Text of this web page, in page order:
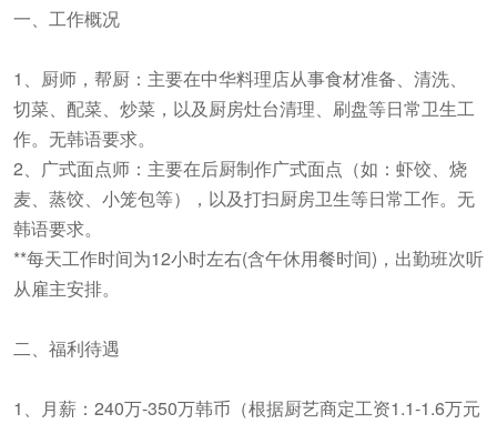
一、工作概况
1、厨师，帮厨：主要在中华料理店从事食材准备、清洗、
切菜、配菜、炒菜，以及厨房灶台清理、刷盘等日常卫生工
作。无韩语要求。
2、广式面点师：主要在后厨制作广式面点（如：虾饺、烧
麦、蒸饺、小笼包等），以及打扫厨房卫生等日常工作。无
韩语要求。
**每天工作时间为12小时左右(含午休用餐时间)，出勤班次听
从雇主安排。
二、福利待遇
1、月薪：240万-350万韩币（根据厨艺商定工资1.1-1.6万元